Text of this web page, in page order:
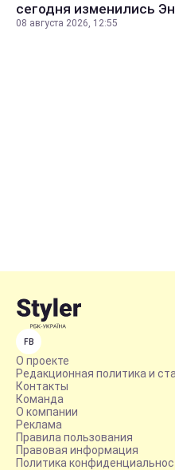
сегодня изменились
08 августа 2026, 12:55
FB
О проекте
Редакционная политика и
Контакты
Команда
О компании
Реклама
Правила пользования
Правовая информация
Политика